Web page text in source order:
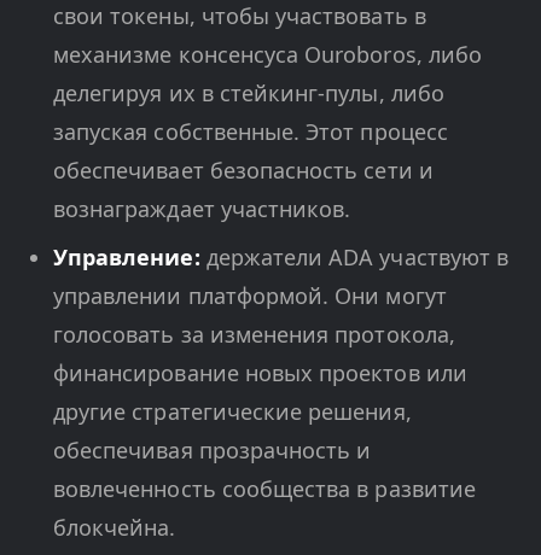
свои токены, чтобы участвовать в
механизме консенсуса Ouroboros, либо
делегируя их в стейкинг-пулы, либо
запуская собственные. Этот процесс
обеспечивает безопасность сети и
вознаграждает участников.
Управление: держатели ADA участвуют в
управлении платформой. Они могут
голосовать за изменения протокола,
финансирование новых проектов или
другие стратегические решения,
обеспечивая прозрачность и
вовлеченность сообщества в развитие
блокчейна.